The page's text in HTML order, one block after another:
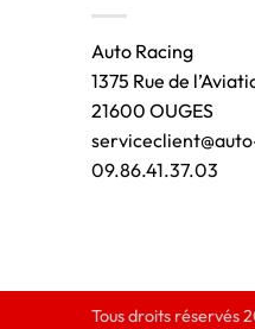
Auto Racing
1375 Rue de
21600 OUGES
09.86.41.37.03
Tous droits réservés